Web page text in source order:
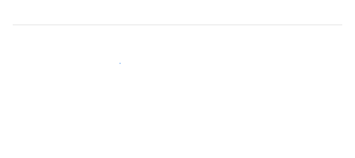
Privucite nove goste već danas